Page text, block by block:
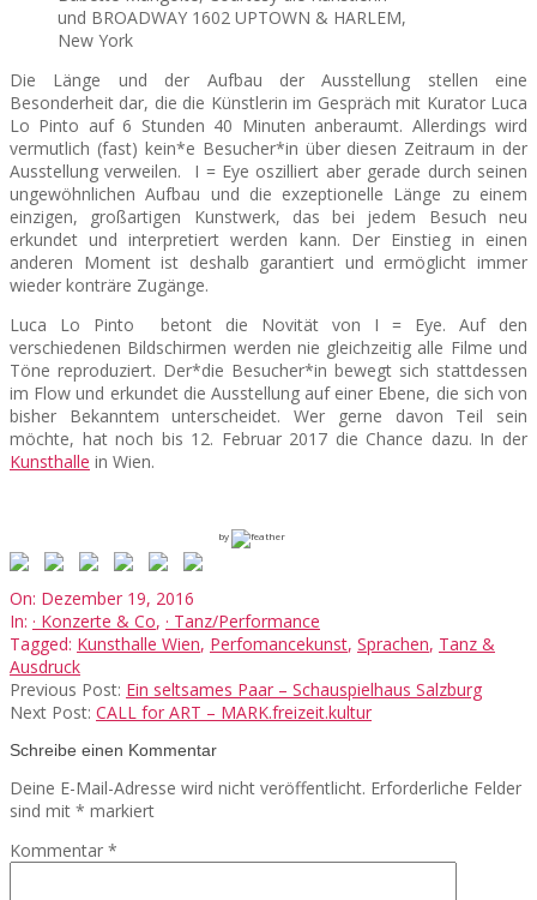
und BROADWAY 1602 UPTOWN & HARLEM,
New York
Die Länge und der Aufbau der Ausstellung stellen eine
Besonderheit dar, die die Künstlerin im Gespräch mit Kurator Luca
Lo Pinto auf 6 Stunden 40 Minuten anberaumt. Allerdings wird
vermutlich (fast) kein*e Besucher*in über diesen Zeitraum in der
Ausstellung verweilen. I = Eye oszilliert aber gerade durch seinen
ungewöhnlichen Aufbau und die exzeptionelle Länge zu einem
einzigen, großartigen Kunstwerk, das bei jedem Besuch neu
erkundet und interpretiert werden kann. Der Einstieg in einen
anderen Moment ist deshalb garantiert und ermöglicht immer
wieder konträre Zugänge.
Luca Lo Pinto betont die Novität von I = Eye. Auf den
verschiedenen Bildschirmen werden nie gleichzeitig alle Filme und
Töne reproduziert. Der*die Besucher*in bewegt sich stattdessen
im Flow und erkundet die Ausstellung auf einer Ebene, die sich von
bisher Bekanntem unterscheidet. Wer gerne davon Teil sein
möchte, hat noch bis 12. Februar 2017 die Chance dazu. In der
Kunsthalle in Wien.
by
2016-
12-
19
On: Dezember 19, 2016
In: · Konzerte & Co, · Tanz/Performance
Tagged: Kunsthalle Wien, Perfomancekunst, Sprachen, Tanz &
Ausdruck
Previous Post: Ein seltsames Paar – Schauspielhaus Salzburg
Next Post: CALL for ART – MARK.freizeit.kultur
Schreibe einen Kommentar
Deine E-Mail-Adresse wird nicht veröffentlicht. Erforderliche Felder
sind mit * markiert
Kommentar *